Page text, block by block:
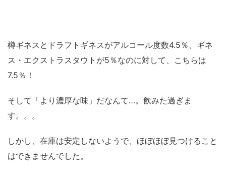
樽ギネスとドラフトギネスがアルコール度数4.5％、ギネ
ス・エクストラスタウトが5％なのに対して、こちらは
7.5％！
そして「より濃厚な味」だなんて…。飲みた過ぎま
す。。。
しかし、在庫は安定しないようで、ほぼほぼ見つけること
はできませんでした。